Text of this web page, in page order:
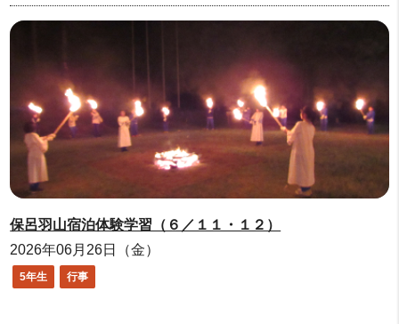
保呂羽山宿泊体験学習（６／１１・１２）
2026年06月26日（金）
5年生 行事